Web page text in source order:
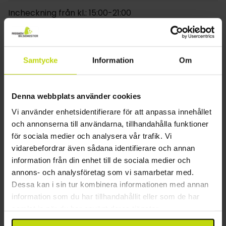
Samtycke Information Om
Denna webbplats använder cookies
Vi använder enhetsidentifierare för att anpassa innehållet
och annonserna till användarna, tillhandahålla funktioner
för sociala medier och analysera vår trafik. Vi
vidarebefordrar även sådana identifierare och annan
information från din enhet till de sociala medier och
annons- och analysföretag som vi samarbetar med.
Dessa kan i sin tur kombinera informationen med annan
information som du har tillhandahållit eller som de har
När ni bokat Risskov Bilsemesters paket får ni
tillgång till hotellets bastuområde. Här kan ni
kostnadsfritt låna badrock och tofflor samt förse er
dator med internet för gästerna.
hotellet. Garage finns mot avgift (ca 5 € per dygn).
Om rummen
De ljusa rummen har alla bad/dusch, toalett,
hårtork, plattskärms-TV, telefon, klädskåp och
skrivbord.
Incheckning från kl.: 15:00-21:00
Utcheckning innan kl.: 11:00
Aktivitet
Bastu
Närmaste tågstation: 1 km (Güstrow)
Närmaste flygplats: 28 km (Rostock)
Beläget i centrum
Övrigt
Gratis internet
Våningar: 3
Byggår: 1975
Renoverat: 2014
Hiss